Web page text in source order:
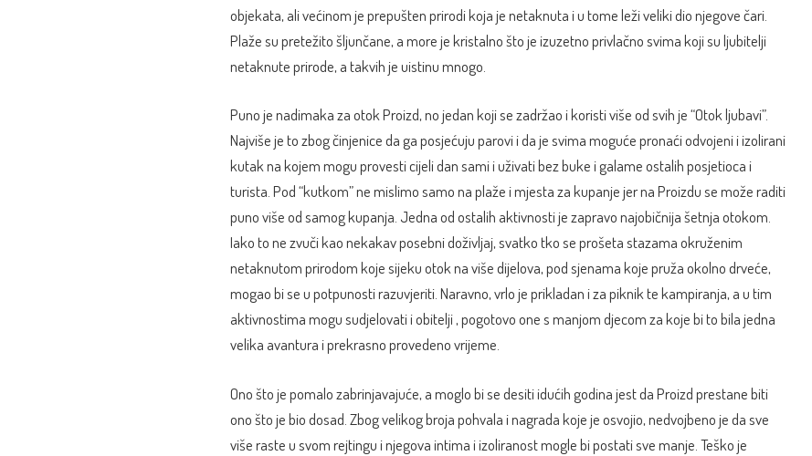
objekata, ali većinom je prepušten prirodi koja je netaknuta i u tome leži veliki dio njegove čari.
Plaže su pretežito šljunčane, a more je kristalno što je izuzetno privlačno svima koji su ljubitelji
netaknute prirode, a takvih je uistinu mnogo.
Puno je nadimaka za otok Proizd, no jedan koji se zadržao i koristi više od svih je “Otok ljubavi”.
Najviše je to zbog činjenice da ga posjećuju parovi i da je svima moguće pronaći odvojeni i izolirani
kutak na kojem mogu provesti cijeli dan sami i uživati bez buke i galame ostalih posjetioca i
turista. Pod “kutkom” ne mislimo samo na plaže i mjesta za kupanje jer na Proizdu se može raditi
puno više od samog kupanja. Jedna od ostalih aktivnosti je zapravo najobičnija šetnja otokom.
Iako to ne zvuči kao nekakav posebni doživljaj, svatko tko se prošeta stazama okruženim
netaknutom prirodom koje sijeku otok na više dijelova, pod sjenama koje pruža okolno drveće,
mogao bi se u potpunosti razuvjeriti. Naravno, vrlo je prikladan i za piknik te kampiranja, a u tim
aktivnostima mogu sudjelovati i obitelji , pogotovo one s manjom djecom za koje bi to bila jedna
velika avantura i prekrasno provedeno vrijeme.
Ono što je pomalo zabrinjavajuće, a moglo bi se desiti idućih godina jest da Proizd prestane biti
ono što je bio dosad. Zbog velikog broja pohvala i nagrada koje je osvojio, nedvojbeno je da sve
više raste u svom rejtingu i njegova intima i izoliranost mogle bi postati sve manje. Teško je